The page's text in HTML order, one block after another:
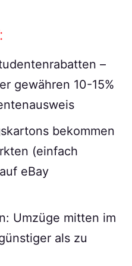
–
gewähren 10-15%
bekommen
(einfach
eBay
Umzüge mitten im
als zu